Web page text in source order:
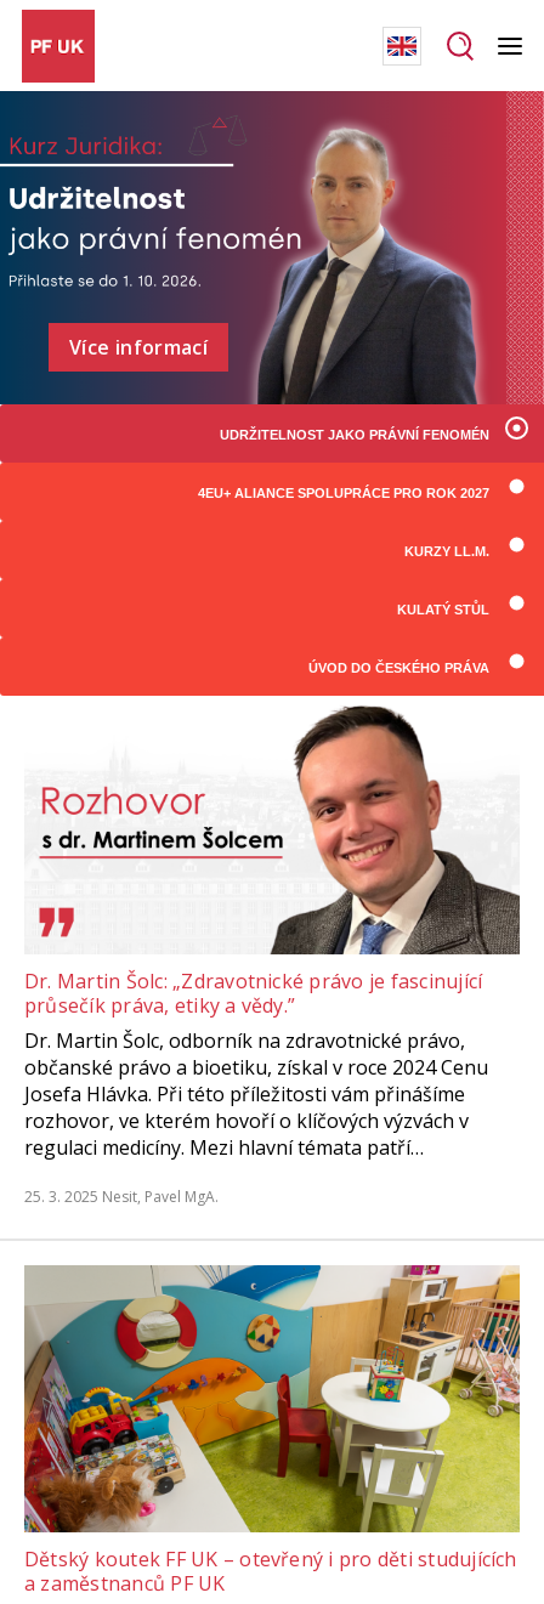
UDRŽITELNOST JAKO PRÁVNÍ FENOMÉN
4EU+ ALIANCE SPOLUPRÁCE PRO ROK 2027
KURZY LL.M.
KULATÝ STŮL
ÚVOD DO ČESKÉHO PRÁVA
Více informací
Všechny články
Dr. Martin Šolc: „Zdravotnické právo je fascinující
průsečík práva, etiky a vědy.”
Dr. Martin Šolc, odborník na zdravotnické právo,
občanské právo a bioetiku, získal v roce 2024 Cenu
Josefa Hlávka. Při této příležitosti vám přinášíme
rozhovor, ve kterém hovoří o klíčových výzvách v
regulaci medicíny. Mezi hlavní témata patří…
25. 3. 2025 Nesit, Pavel MgA.
Dětský koutek FF UK – otevřený i pro děti studujících
a zaměstnanců PF UK